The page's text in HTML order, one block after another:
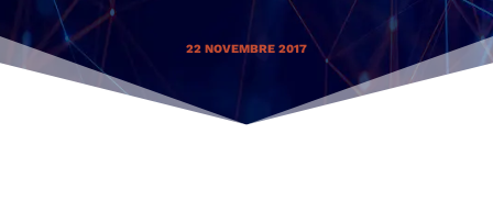
22 NOVEMBRE 2017